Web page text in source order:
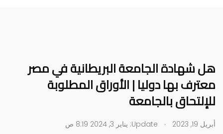
هل شهادة الجامعة البريطانية في مصر
معترف بها دوليا | الأوراق المطلوبة
للإلتحاق بالجامعة
أبريل 19, 2023 .